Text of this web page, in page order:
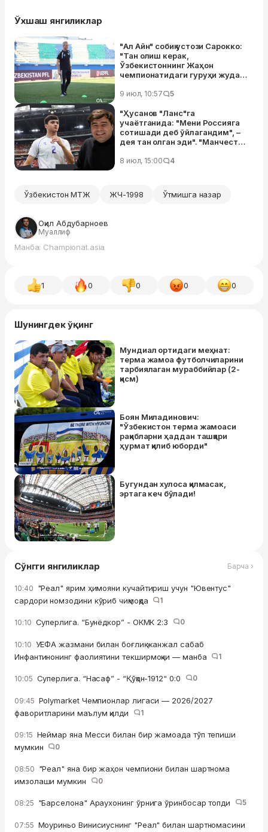
Ўхшаш янгиликлар
"Ал Айн" собиқ устози Сарокко:
"Тан олиш керак,
Ўзбекистоннинг Жаҳон
чемпионатидаги гуруҳи жуда
9 июл, 10:57 5
"Ҳусанов "Ланс"га
учаётганида: "Мени Россияга
сотишади деб ўйлагандим", –
дея тан олган эди". "Манчестер
ҳикоялари
8 июл, 15:00 4
Ўзбекистон МТЖ ЖЧ-1998 Ўтмишга назар
Оқил Абдубарноев
Муаллиф
Манба: Championat.asia
1 0 0 0 0
Шунингдек ўқинг
Мундиал ортидаги меҳнат:
терма жамоа футболчиларини
тарбиялаган мураббийлар (2-
қисм)
Боян Миладинович:
"Ўзбекистон терма жамоаси
рақибларни ҳаддан ташқари
ҳурмат қилиб юборди"
Бугундан хулоса қилмасак,
эртага кеч бўлади!
Сўнгги янгиликлар Барча ›
10:40 "Реал" ярим ҳимояни кучайтириш учун "Ювентус"
сардори номзодини кўриб чиқмоқда
1
10:10 Суперлига. “Бунёдкор” - ОКМК 2:3 0
10:10 УЕФА жазмани билан боғлиқ жанжал сабаб
Инфантинонинг фаолиятини текширмоқчи — манба
1
10:05 Суперлига. “Насаф” - “Қўқон-1912“ 0:0 0
09:45 Polymarket Чемпионлар лигаси — 2026/2027
фаворитларини маълум қилди
1
09:15 Неймар яна Месси билан бир жамоада тўп тепиши
мумкин
0
08:50 "Реал" яна бир жаҳон чемпиони билан шартнома
имзолаши мумкин
0
08:25 "Барселона" Араухонинг ўрнига ўринбосар топди 5
07:55 Моуриньо Винисиуснинг "Реал" билан шартномасини